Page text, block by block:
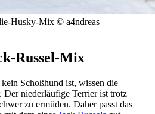
Husky-Mix © a4ndreas
Russel-Mix
Schoßhund ist, wissen die
Der niederläufige Terrier ist trotz
zu ermüden. Daher passt das